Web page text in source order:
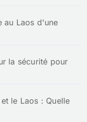
au Laos d'une
la sécurité pour
le Laos : Quelle